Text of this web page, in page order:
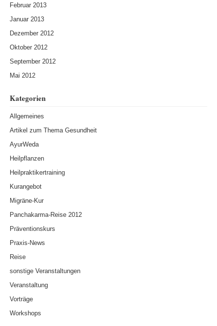
Februar 2013
Januar 2013
Dezember 2012
Oktober 2012
September 2012
Mai 2012
Kategorien
Allgemeines
Artikel zum Thema Gesundheit
AyurWeda
Heilpflanzen
Heilpraktikertraining
Kurangebot
Migräne-Kur
Panchakarma-Reise 2012
Präventionskurs
Praxis-News
Reise
sonstige Veranstaltungen
Veranstaltung
Vorträge
Workshops